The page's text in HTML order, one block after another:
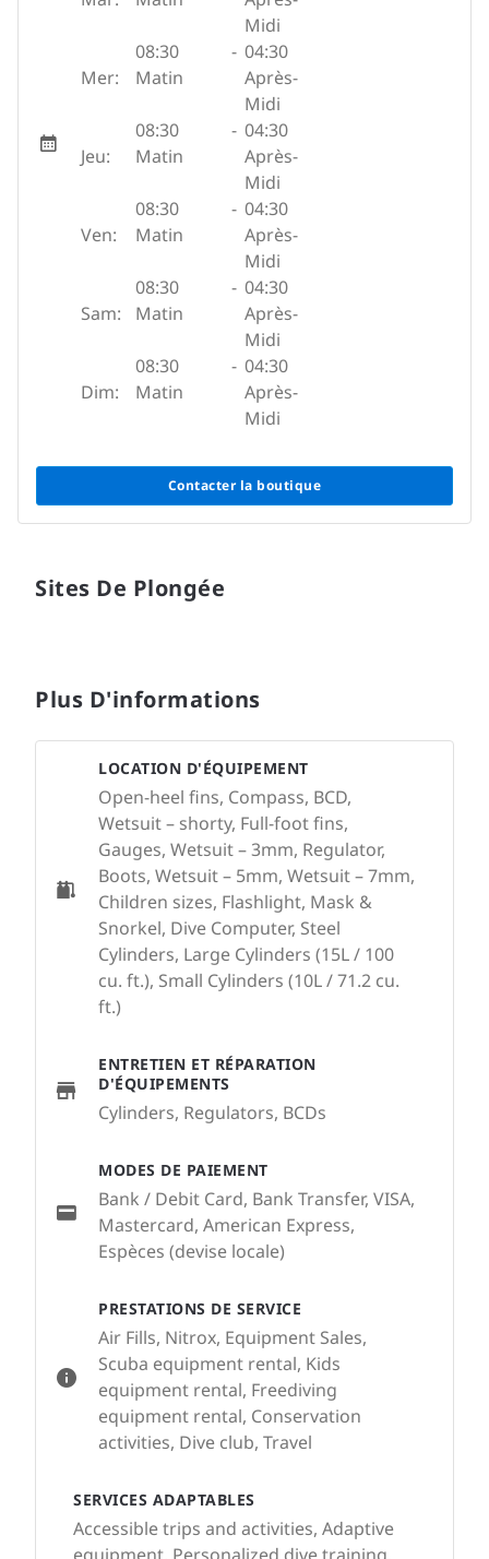
Midi
Mer:
08:30
Matin
- 04:30
Après-
Midi
Jeu:
08:30
Matin
- 04:30
Après-
Midi
Ven:
08:30
Matin
- 04:30
Après-
Midi
Sam:
08:30
Matin
- 04:30
Après-
Midi
Dim:
08:30
Matin
- 04:30
Après-
Midi
Contacter la boutique
Sites De Plongée
Plus D'informations
PRESTATIONS DE SERVICE
Air Fills, Nitrox, Equipment Sales,
Scuba equipment rental, Kids
equipment rental, Freediving
equipment rental, Conservation
activities, Dive club, Travel
SERVICES ADAPTABLES
Accessible trips and activities, Adaptive
LOCATION D'ÉQUIPEMENT
Open-heel fins, Compass, BCD,
Wetsuit – shorty, Full-foot fins,
Gauges, Wetsuit – 3mm, Regulator,
Boots, Wetsuit – 5mm, Wetsuit – 7mm,
Children sizes, Flashlight, Mask &
Snorkel, Dive Computer, Steel
Cylinders, Large Cylinders (15L / 100
cu. ft.), Small Cylinders (10L / 71.2 cu.
ft.)
ENTRETIEN ET RÉPARATION
D'ÉQUIPEMENTS
Cylinders, Regulators, BCDs
MODES DE PAIEMENT
Bank / Debit Card, Bank Transfer, VISA,
Mastercard, American Express,
Espèces (devise locale)